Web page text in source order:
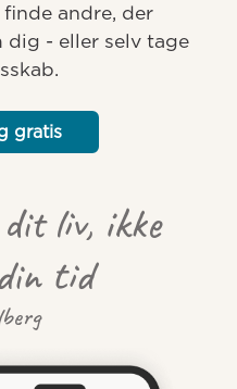
finde andre, der
dig - eller selv tage
gratis
liv, ikke
tid